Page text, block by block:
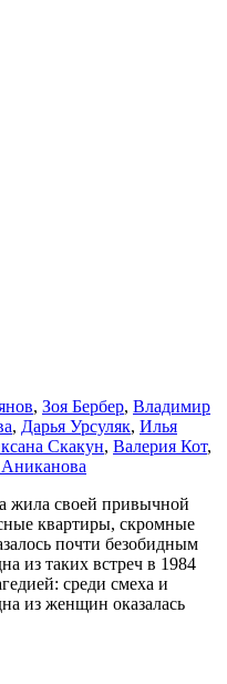
, Зоя Бербер, Владимир
, Дарья Урсуляк, Илья
Скакун, Валерия Кот,
жила своей привычной
квартиры, скромные
почти безобидным
из таких встреч в 1984
среди смеха и
из женщин оказалась